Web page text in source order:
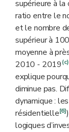
supérieure à la
ratio entre le
et le nombre
supérieur à
moyenne à
2010 - 2019(c)
explique
diminue pas.
dynamique :
résidentielle[6]
logiques